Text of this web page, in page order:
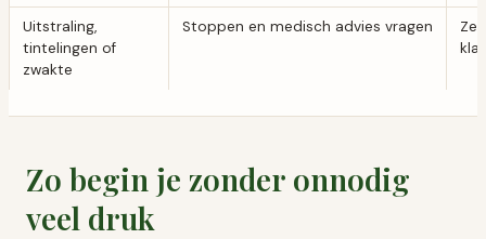
Uitstraling,
tintelingen of
zwakte
Stoppen en medisch advies vragen
Zo begin je zonder onnodig
veel druk